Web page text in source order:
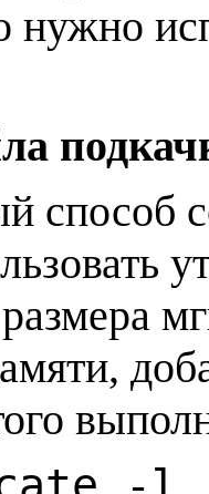
нужно
способ